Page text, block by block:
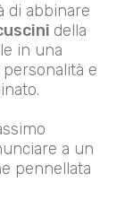
di abbinare
della
in una
e
a un
pennellata